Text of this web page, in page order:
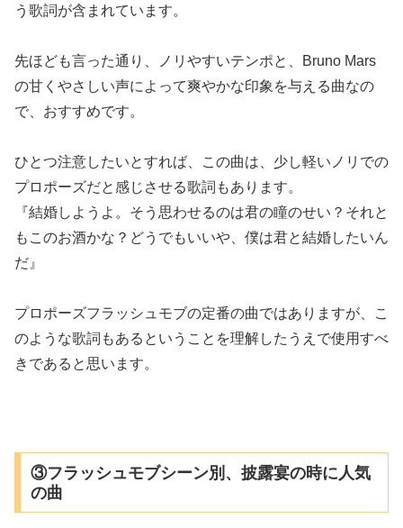
う歌詞が含まれています。
先ほども言った通り、ノリやすいテンポと、Bruno Mars
の甘くやさしい声によって爽やかな印象を与える曲なの
で、おすすめです。
ひとつ注意したいとすれば、この曲は、少し軽いノリでの
プロポーズだと感じさせる歌詞もあります。
『結婚しようよ。そう思わせるのは君の瞳のせい？それと
もこのお酒かな？どうでもいいや、僕は君と結婚したいん
だ』
プロポーズフラッシュモブの定番の曲ではありますが、こ
のような歌詞もあるということを理解したうえで使用すべ
きであると思います。
③フラッシュモブシーン別、披露宴の時に人気
の曲